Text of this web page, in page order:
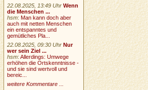
22.08.2025, 13:49 Uhr Wenn
die Menschen ...
hsm:Man kann doch aber
auch mit netten Menschen
ein entspanntes und
gemütliches Pla...
22.08.2025, 09:30 Uhr Nur
wer sein Ziel ...
hsm:Allerdings: Umwege
erhöhen die Ortskenntnisse -
und sie sind wertvoll und
bereic...
weitere Kommentare ...